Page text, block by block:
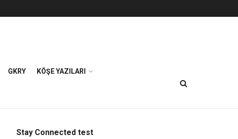
GKRY KÖŞE YAZILARI
Stay Connected test